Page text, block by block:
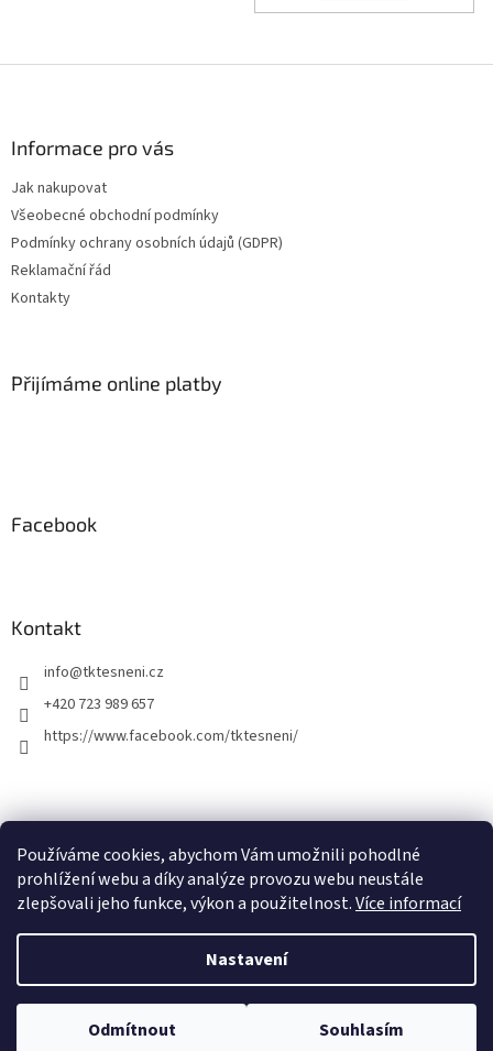
Používáme cookies, abychom Vám umožnili pohodlné
prohlížení webu a díky analýze provozu webu neustále
zlepšovali jeho funkce, výkon a použitelnost.Více informací
Nastavení
Odmítnout Souhlasím
Nenašli jste co jste hledali? E-shop je stále v úpravách a proto se může
stát, že nenajdete co jste hledali. Napište nám na info@tktesneni.cz.
Pomůžeme Vám a nabídneme cenu a termín i na položky, které jste na
Informace pro vás
Jak nakupovat
Všeobecné obchodní podmínky
Podmínky ochrany osobních údajů (GDPR)
Reklamační řád
Kontakty
Přijímáme online platby
Facebook
Kontakt
info@tktesneni.cz
+420 723 989 657
https://www.facebook.com/tktesneni/
Copyright 2026Tomáš Karlík - prodej a výroba těsnění. Všechna